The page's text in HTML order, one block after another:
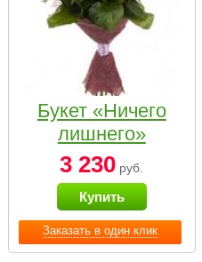
Заказать в один клик
Букет «Ничего
лишнего»
3 230 руб.
Купить